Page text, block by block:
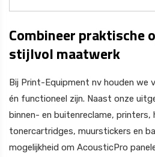
Combineer praktische
stijlvol maatwerk
Bij Print-Equipment nv houden we
én functioneel zijn. Naast onze
binnen- en buitenreclame, printers,
tonercartridges, muurstickers en
mogelijkheid om AcousticPro